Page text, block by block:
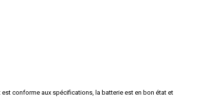
conforme aux spécifications, la batterie est en bon état et